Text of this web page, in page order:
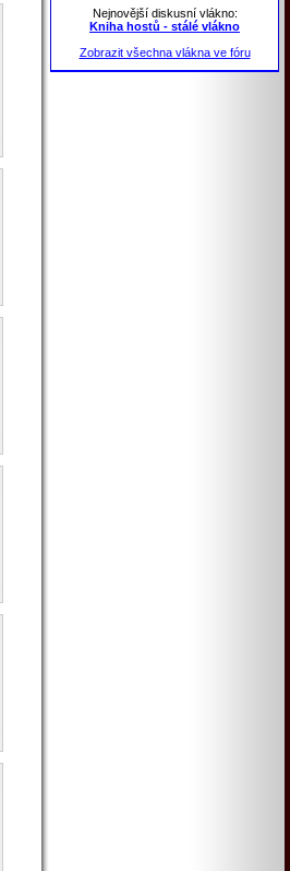
Nejnovější diskusní vlákno:
Kniha hostů - stálé vlákno
Zobrazit všechna vlákna ve fóru